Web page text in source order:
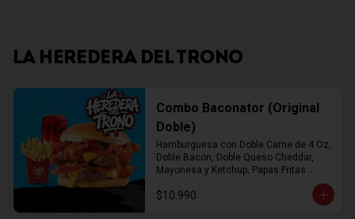
LA HEREDERA DEL TRONO
Combo Baconator (Original
Doble)
Hamburguesa con Doble Carne de 4 Oz,
Doble Bacon, Doble Queso Cheddar,
Mayonesa y Ketchup, Papas Fritas
$10.990